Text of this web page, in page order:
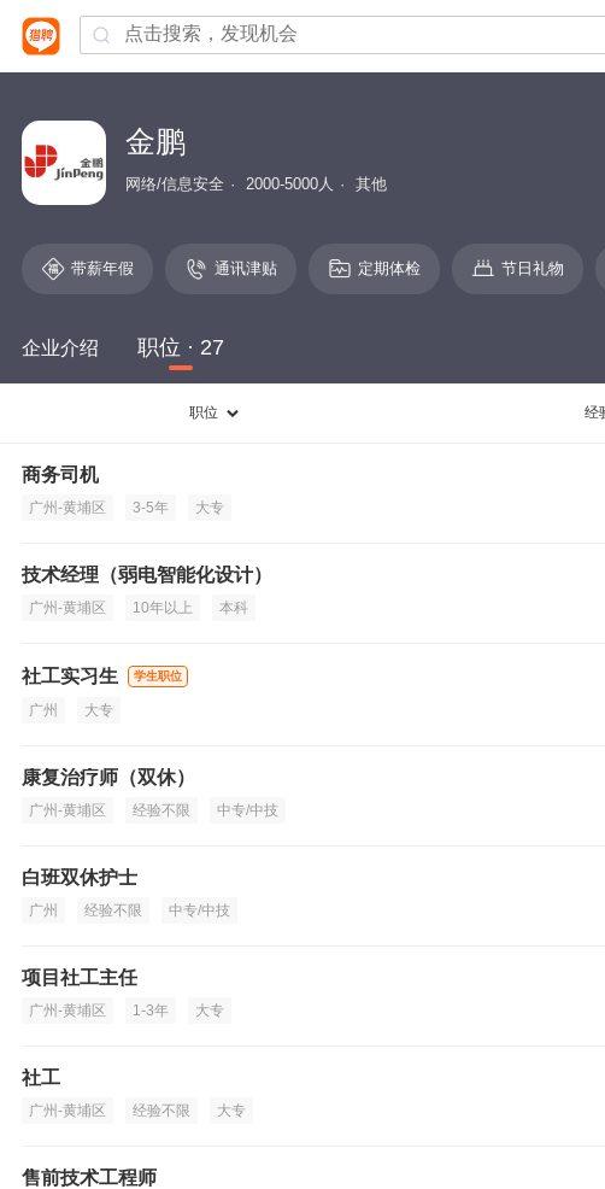
金鹏
网络/信息安全 2000-5000人 其他
带薪年假 通讯津贴 定期体检 节日礼物
企业介绍 职位 · 27
职位 经
商务司机
广州-黄埔区 3-5年 大专
技术经理（弱电智能化设计）
广州-黄埔区 10年以上 本科
社工实习生 学生职位
广州 大专
康复治疗师（双休）
广州-黄埔区 经验不限 中专/中技
白班双休护士
广州 经验不限 中专/中技
项目社工主任
广州-黄埔区 1-3年 大专
社工
广州-黄埔区 经验不限 大专
售前技术工程师